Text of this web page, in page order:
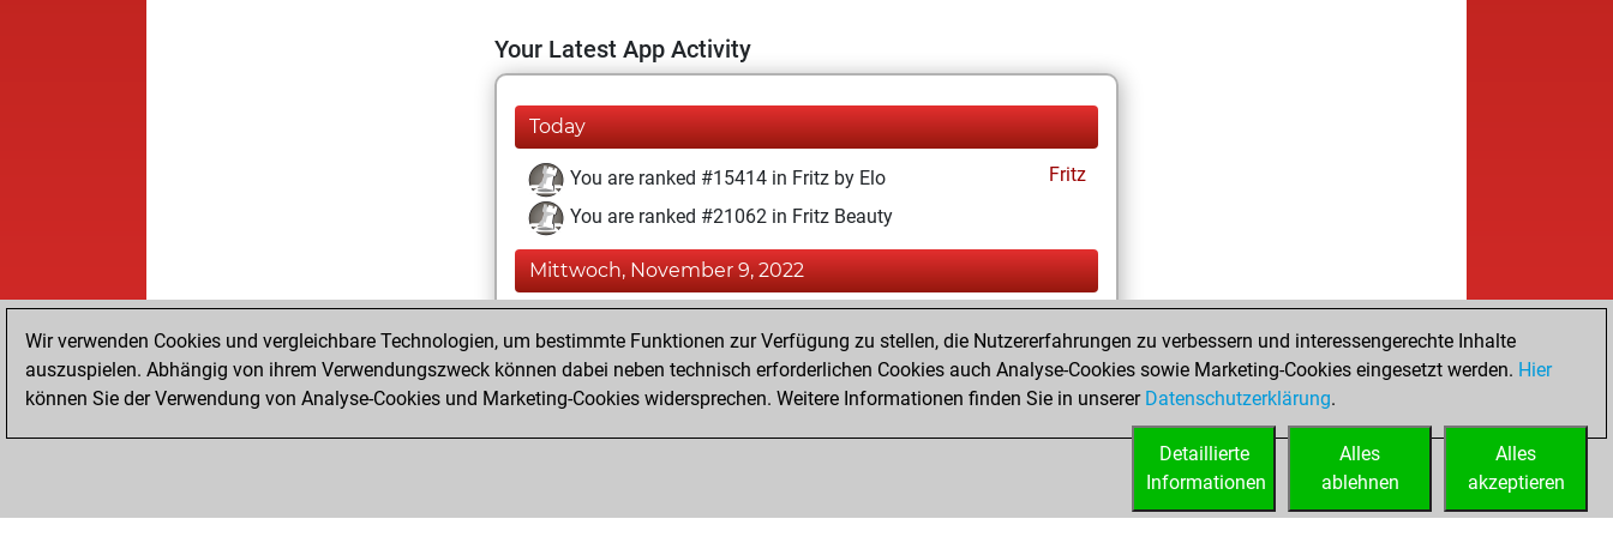
Your Latest App Activity
Today
You are ranked #15414 in Fritz by Elo
Fritz
You are ranked #21062 in Fritz Beauty
Mittwoch, November 9, 2022
You achieved a new Elo of 1587
You created your Fritz account
Wir verwenden Cookies und vergleichbare Technologien, um bestimmte Funktionen zur Verfügung zu stellen, die Nutzererfahrungen zu verbessern und interessengerechte Inhalte
auszuspielen. Abhängig von ihrem Verwendungszweck können dabei neben technisch erforderlichen Cookies auch Analyse-Cookies sowie Marketing-Cookies eingesetzt werden. Hier
können Sie der Verwendung von Analyse-Cookies und Marketing-Cookies widersprechen. Weitere Informationen finden Sie in unserer Datenschutzerklärung.
Alles
akzeptieren
Alles
ablehnen
Detaillierte
Informationen